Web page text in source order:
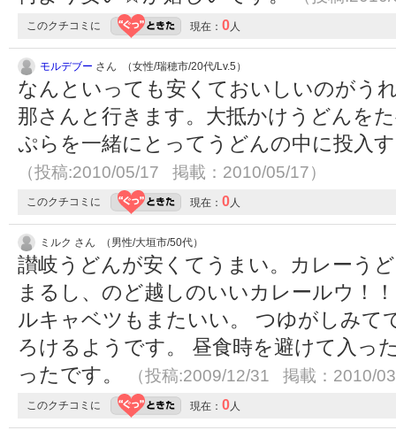
このクチコミに 現在： 0人
モルデブー さん （女性/瑞穂市/20代/Lv.5）
なんといっても安くておいしいのがう
那さんと行きます。大抵かけうどんを
ぷらを一緒にとってうどんの中に投入
（投稿:2010/05/17 掲載：2010/05/17）
このクチコミに 現在： 0人
ミルク さん （男性/大垣市/50代）
讃岐うどんが安くてうまい。カレーう
まるし、のど越しのいいカレールウ！
ルキャベツもまたいい。 つゆがしみて
ろけるようです。 昼食時を避けて入っ
ったです。
（投稿:2009/12/31 掲載：2010/
このクチコミに 現在： 0人